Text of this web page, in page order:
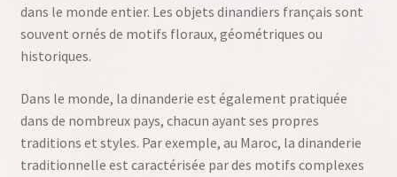
dans le monde entier. Les objets dinandiers français sont
souvent ornés de motifs floraux, géométriques ou
historiques.
Dans le monde, la dinanderie est également pratiquée
dans de nombreux pays, chacun ayant ses propres
traditions et styles. Par exemple, au Maroc, la dinanderie
traditionnelle est caractérisée par des motifs complexes